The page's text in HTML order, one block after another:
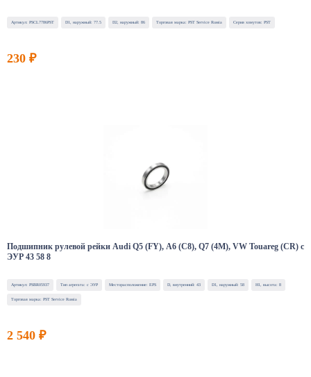
Артикул: PSCL7786PST D1, наружный: 77.5 D2, наружный: 86 Торговая марка: PST Service Russia Серия хомутов: PST
230 ₽
Подшипник рулевой рейки Audi Q5 (FY), A6 (C8), Q7 (4M), VW Touareg (CR) с
ЭУР 43 58 8
Артикул: PSBR05937 Тип агрегата: с ЭУР Месторасположение: EPS D, внутренний: 43 D1, наружный: 58 H1, высота: 8
Торговая марка: PST Service Russia
2 540 ₽